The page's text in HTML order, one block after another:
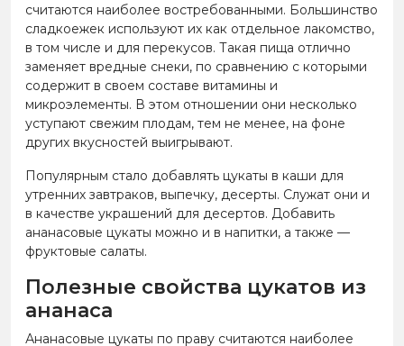
считаются наиболее востребованными. Большинство
сладкоежек используют их как отдельное лакомство,
в том числе и для перекусов. Такая пища отлично
заменяет вредные снеки, по сравнению с которыми
содержит в своем составе витамины и
микроэлементы. В этом отношении они несколько
уступают свежим плодам, тем не менее, на фоне
других вкусностей выигрывают.
Популярным стало добавлять цукаты в каши для
утренних завтраков, выпечку, десерты. Служат они и
в качестве украшений для десертов. Добавить
ананасовые цукаты можно и в напитки, а также —
фруктовые салаты.
Полезные свойства цукатов из
ананаса
Ананасовые цукаты по праву считаются наиболее